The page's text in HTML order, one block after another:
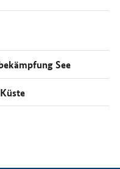
See